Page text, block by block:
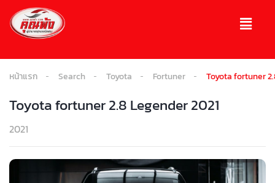
หน้าแรก Search Toyota Fortuner Toyota fortuner
Toyota fortuner 2.8 Legender 2021
2021